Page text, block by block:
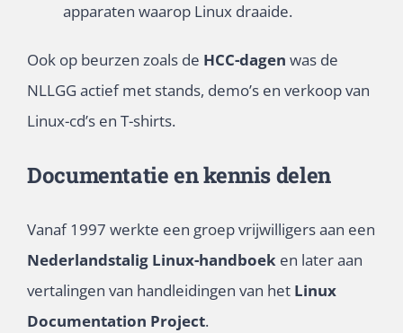
apparaten waarop Linux draaide.
Ook op beurzen zoals de HCC-dagen was de
NLLGG actief met stands, demo’s en verkoop van
Linux-cd’s en T-shirts.
Documentatie en kennis delen
Vanaf 1997 werkte een groep vrijwilligers aan een
Nederlandstalig Linux-handboeken later aan
vertalingen van handleidingen van het Linux
Documentation Project.